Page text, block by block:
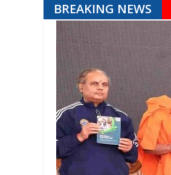
BREAKING NEWS